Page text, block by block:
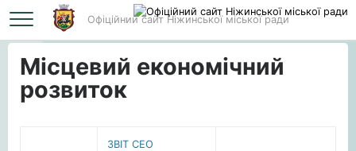
Офіційний сайт Ніжинської міської ради
Головна Місцевий економічний розвиток
Місцевий економічний
розвиток
ЗВІТ СЕО